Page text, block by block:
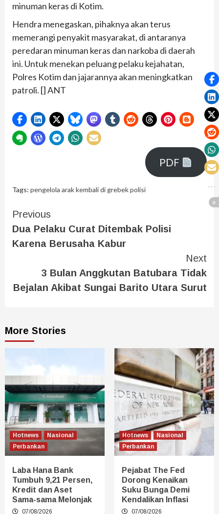
minuman keras di Kotim.
Hendra menegaskan, pihaknya akan terus
memerangi penyakit masyarakat, di antaranya
peredaran minuman keras dan narkoba di daerah
ini. Untuk menekan peluang pelaku kejahatan,
Polres Kotim dan jajarannya akan meningkatkan
patroli. [] ANT
PDF
Tags: pengelola arak kembali di grebek polisi
Previous
Dua Pelaku Curat Ditembak Polisi
Karena Berusaha Kabur
Next
3 Bulan Anggkutan Batubara Tidak
Bejalan Akibat Sungai Barito Utara Surut
More Stories
Hotnews
Nasional
Perbankan
Laba Hana Bank
Tumbuh 9,21 Persen,
Kredit dan Aset
Sama-sama Melonjak
07/08/2026
Hotnews
Nasional
Perbankan
Pejabat The Fed
Dorong Kenaikan
Suku Bunga Demi
Kendalikan Inflasi
07/08/2026